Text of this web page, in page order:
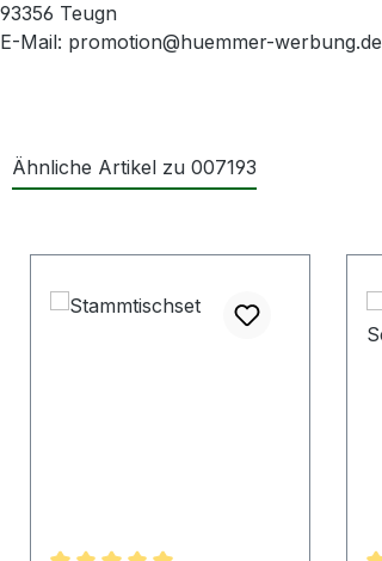
93356 Teugn
E-Mail: promotion@huemmer-werbung.de
Ähnliche Artikel zu 007193